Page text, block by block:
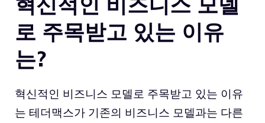
로 주목받고 있는 이유
는?
혁신적인 비즈니스 모델로 주목받고 있는 이유
는 테더맥스가 기존의 비즈니스 모델과는 다른